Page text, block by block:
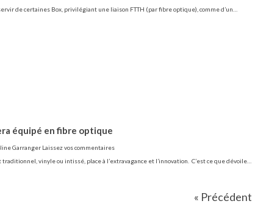
de certaines Box, privilégiant une liaison FTTH (par fibre optique), comme d’un…
équipé en fibre optique
Garranger Laissez vos commentaires
vinyle ou intissé, place à l’extravagance et l’innovation. C’est ce que dévoile…
« Précédent